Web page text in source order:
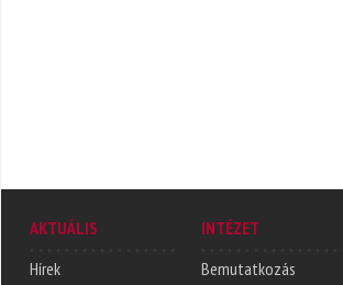
AKTUÁLIS
Hírek
INTÉZET
Bemutatkozás